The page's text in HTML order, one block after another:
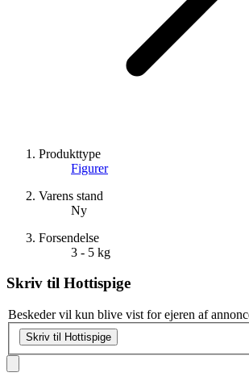
Produkttype
Figurer
Varens stand
Ny
Forsendelse
3 - 5 kg
Skriv til Hottispige
Beskeder vil kun blive vist for ejeren af
Skriv til Hottispige